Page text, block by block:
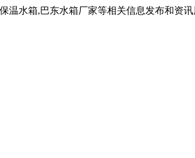
温水箱,巴东水箱厂家等相关信息发布和资讯